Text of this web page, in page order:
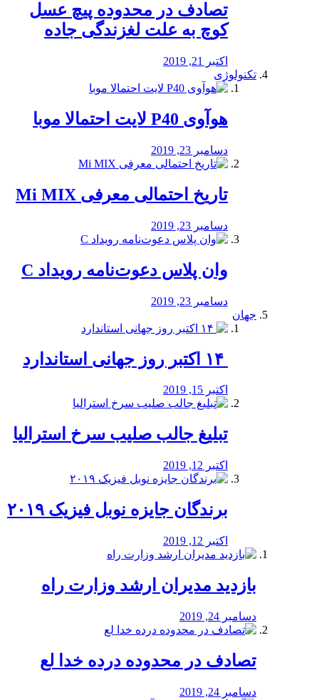
تصادف در محدوده پیچ عسل
کوچ به علت لغزندگی جاده
اکتبر 21, 2019
تکنولوژی
هوآوی P40 لایت احتمالا موبا
دسامبر 23, 2019
تاریخ احتمالی معرفی Mi MIX
دسامبر 23, 2019
وان پلاس دعوت‌نامه رویداد C
دسامبر 23, 2019
جهان
اکتبر 15, 2019
تبلیغ جالب صلیب سرخ استرالیا
اکتبر 12, 2019
برندگان جایزه نوبل فیزیک ۲۰۱۹
اکتبر 12, 2019
بازدید مدیران ارشد وزارت راه
دسامبر 24, 2019
تصادف در محدوده درده خدا لع
دسامبر 24, 2019